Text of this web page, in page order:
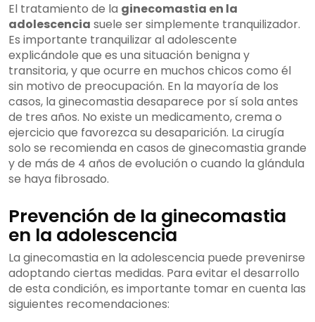
El tratamiento de la ginecomastia en la
adolescencia suele ser simplemente tranquilizador.
Es importante tranquilizar al adolescente
explicándole que es una situación benigna y
transitoria, y que ocurre en muchos chicos como él
sin motivo de preocupación. En la mayoría de los
casos, la ginecomastia desaparece por sí sola antes
de tres años. No existe un medicamento, crema o
ejercicio que favorezca su desaparición. La cirugía
solo se recomienda en casos de ginecomastia grande
y de más de 4 años de evolución o cuando la glándula
se haya fibrosado.
Prevención de la ginecomastia
en la adolescencia
La ginecomastia en la adolescencia puede prevenirse
adoptando ciertas medidas. Para evitar el desarrollo
de esta condición, es importante tomar en cuenta las
siguientes recomendaciones: